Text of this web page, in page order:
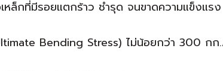
ล็กที่มีรอยแตกร้าว ชำรุด จนขาดความแข็งแรง
Bending Stress) ไม่น้อยกว่า 300 กก./